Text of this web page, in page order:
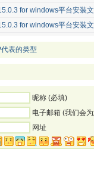
for windows平台安装
for windows平台安装
表的类型
昵称 (必填)
电子邮箱 (我们会
网址